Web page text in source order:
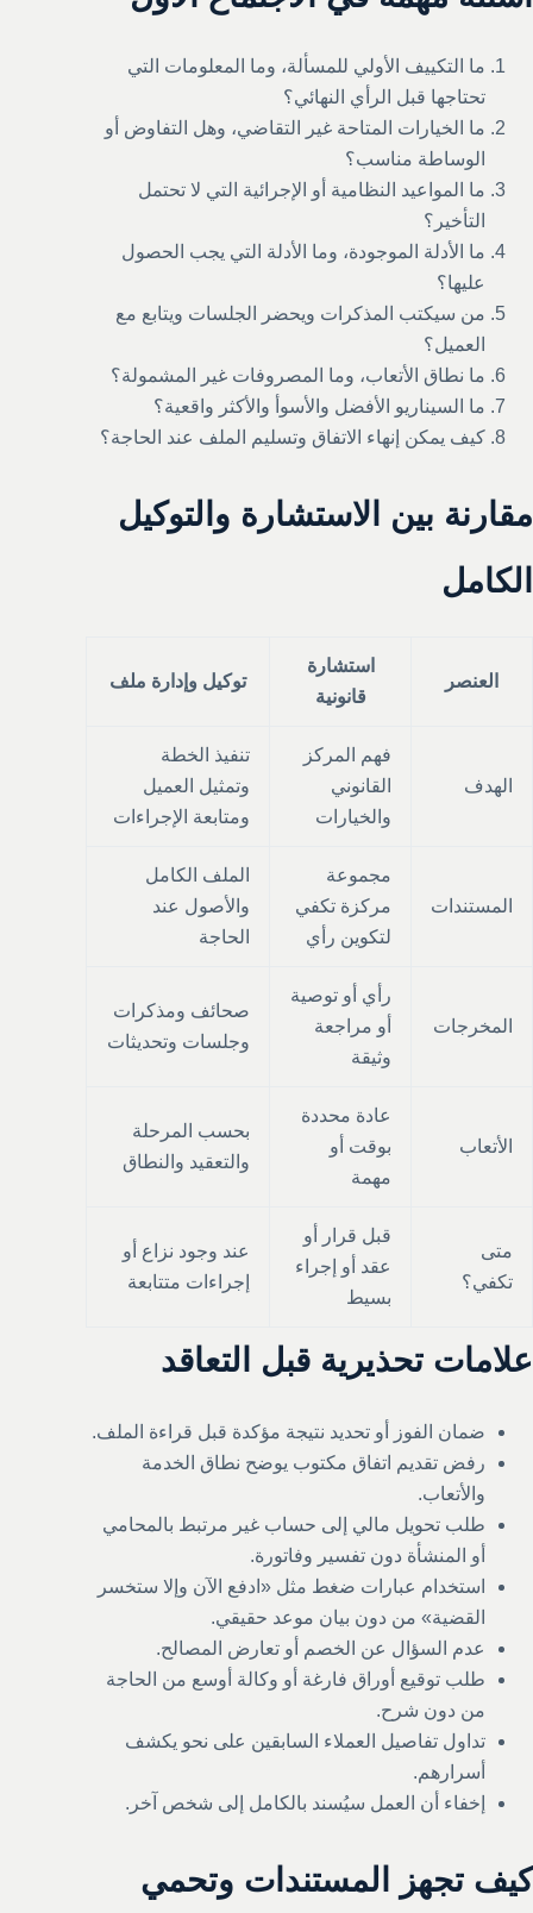
ما التكييف الأولي للمسألة، وما المعلومات التي
تحتاجها قبل الرأي النهائي؟
ما الخيارات المتاحة غير التقاضي، وهل التفاوض أو
الوساطة مناسب؟
ما المواعيد النظامية أو الإجرائية التي لا تحتمل
التأخير؟
ما الأدلة الموجودة، وما الأدلة التي يجب الحصول
عليها؟
من سيكتب المذكرات ويحضر الجلسات ويتابع مع
العميل؟
ما نطاق الأتعاب، وما المصروفات غير المشمولة؟
ما السيناريو الأفضل والأسوأ والأكثر واقعية؟
كيف يمكن إنهاء الاتفاق وتسليم الملف عند الحاجة؟
مقارنة بين الاستشارة والتوكيل
الكامل
العنصر
استشارة
قانونية
توكيل وإدارة ملف
الهدف
فهم المركز
القانوني
والخيارات
تنفيذ الخطة
وتمثيل العميل
ومتابعة الإجراءات
المستندات
مجموعة
مركزة تكفي
لتكوين رأي
الملف الكامل
والأصول عند
الحاجة
المخرجات
رأي أو توصية
أو مراجعة
وثيقة
صحائف ومذكرات
وجلسات وتحديثات
الأتعاب
عادة محددة
بوقت أو
مهمة
بحسب المرحلة
والتعقيد والنطاق
متى
تكفي؟
قبل قرار أو
عقد أو إجراء
بسيط
عند وجود نزاع أو
إجراءات متتابعة
علامات تحذيرية قبل التعاقد
ضمان الفوز أو تحديد نتيجة مؤكدة قبل قراءة الملف.
رفض تقديم اتفاق مكتوب يوضح نطاق الخدمة
والأتعاب.
طلب تحويل مالي إلى حساب غير مرتبط بالمحامي
أو المنشأة دون تفسير وفاتورة.
استخدام عبارات ضغط مثل «ادفع الآن وإلا ستخسر
القضية» من دون بيان موعد حقيقي.
عدم السؤال عن الخصم أو تعارض المصالح.
طلب توقيع أوراق فارغة أو وكالة أوسع من الحاجة
من دون شرح.
تداول تفاصيل العملاء السابقين على نحو يكشف
أسرارهم.
إخفاء أن العمل سيُسند بالكامل إلى شخص آخر.
كيف تجهز المستندات وتحمي